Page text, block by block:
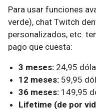
Para usar funciones
verde), chat Twitch
personalizados, etc.
pago que cuesta:
3 meses: 24,95
12 meses: 59,95
36 meses: 149,95
Lifetime (de por